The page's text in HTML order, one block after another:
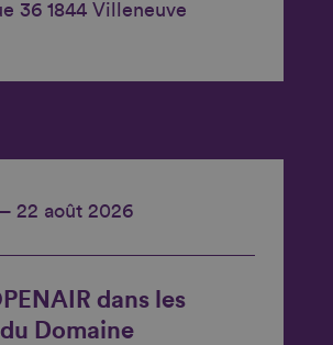
36 1844 Villeneuve
22 août 2026
dans les
Domaine